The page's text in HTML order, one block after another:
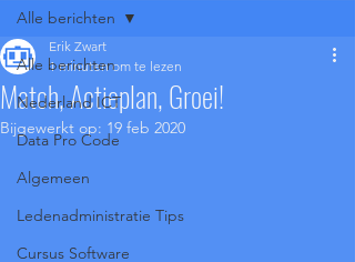
Alle berichten
Nederland ICT
Data Pro Code
Algemeen
Ledenadministratie Tips
Cursus Software
Alle berichten
Match, Actieplan, Groei!
Erik Zwart
1 minuten om te lezen
Bijgewerkt op: 19 feb 2020